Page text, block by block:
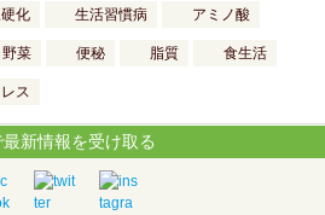
化 生活習慣病 アミノ酸
野菜 便秘 脂質 食生活
ス
最新情報を受け取る